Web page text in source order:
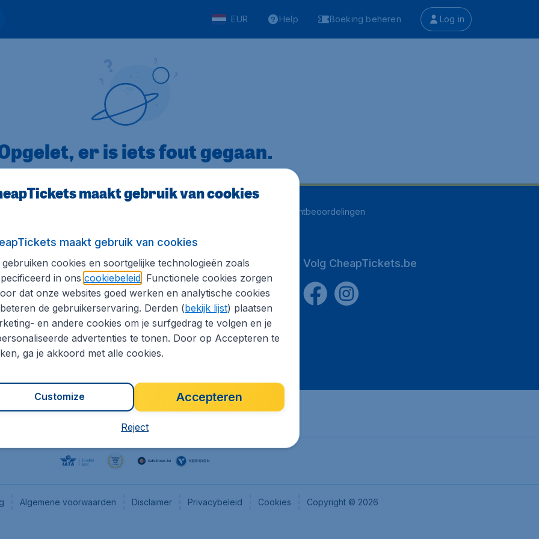
EUR Help Boeking beheren Log in
er is iets fout gegaan.
klantbeoordelingen
informatie
Internationale sites
Flugladen.de
CheapTickets.ch
CheapTickets.nl
CheapTickets.sg
Volg CheapTickets.be
Algemene voorwaarden Disclaimer Privacybeleid Cookies Copyright © 2026
maakt gebruik van cookies
maakt gebruik van cookies
gebruiken cookies en soortgelijke technologieën zoals
in ons cookiebeleid. Functionele cookies zorgen
dat onze websites goed werken en analytische cookies
de gebruikerservaring. Derden (bekijk lijst) plaatsen
en andere cookies om je surfgedrag te volgen en je
advertenties te tonen. Door op Accepteren te
ga je akkoord met alle cookies.
Accepteren
Customize
Reject